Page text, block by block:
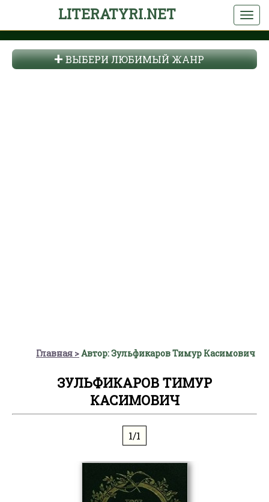
LITERATYRI.NET
ВЫБЕРИ ЛЮБИМЫЙ ЖАНР
Главная Автор: Зульфикаров Тимур Касимович
ЗУЛЬФИКАРОВ ТИМУР
КАСИМОВИЧ
1/1